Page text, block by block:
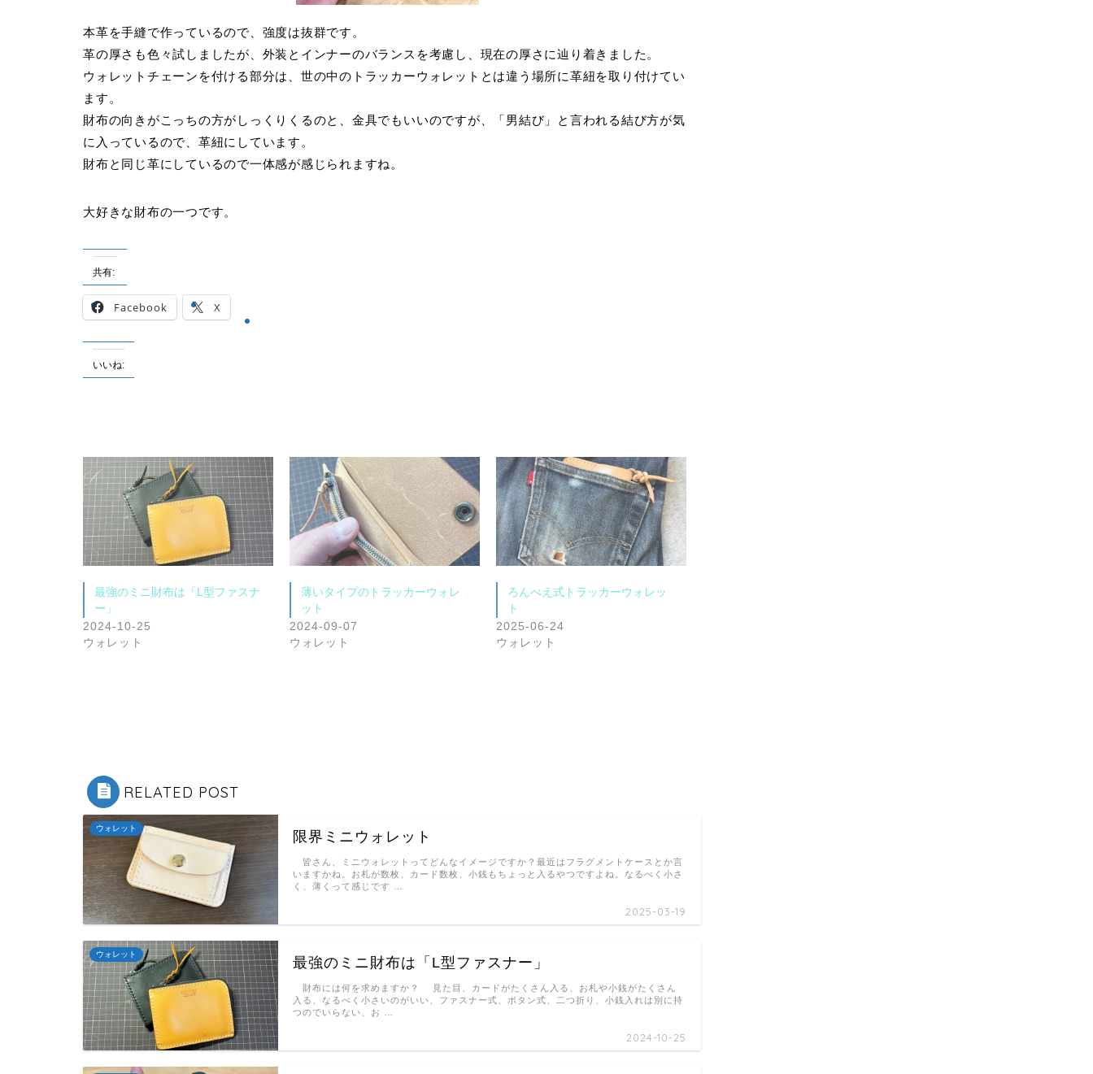
本革を手縫で作っているので、強度は抜群です。
革の厚さも色々試しましたが、外装とインナーのバランスを考慮し、現在の厚さに辿り着きました。
ウォレットチェーンを付ける部分は、世の中のトラッカーウォレットとは違う場所に革紐を取り付けてい
ます。
財布の向きがこっちの方がしっくりくるのと、金具でもいいのですが、「男結び」と言われる結び方が気
に入っているので、革紐にしています。
財布と同じ革にしているので一体感が感じられますね。
大好きな財布の一つです。
共有:
Facebook X
いいね:
最強のミニ財布は「L型ファスナ
ー」
2024-10-25
ウォレット
薄いタイプのトラッカーウォレ
ット
2024-09-07
ウォレット
ろんべえ式トラッカーウォレッ
ト
2025-06-24
ウォレット
RELATED POST
ウォレット
限界ミニウォレット
2025-03-19
皆さん、ミニウォレットってどんなイメージですか？最近はフラグメントケースとか言
いますかね。お札が数枚、カード数枚、小銭もちょっと入るやつですよね。なるべく小さ
く、薄くって感じです …
ウォレット
最強のミニ財布は「L型ファスナー」
2024-10-25
財布には何を求めますか？ 見た目、カードがたくさん入る、お札や小銭がたくさん
入る、なるべく小さいのがいい、ファスナー式、ボタン式、二つ折り、小銭入れは別に持
つのでいらない、お …